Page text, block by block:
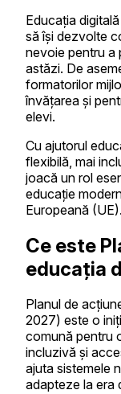
Educația
să își dezvolte
nevoie pentru a
astăzi. De
formatorilor
învățarea și
elevi.
Cu ajutorul
flexibilă, mai
joacă un rol
educație
Europeană (UE).
Ce este
educația
Planul de
2027) este o
comună pentru
incluzivă și
ajuta sistemele
adapteze la era